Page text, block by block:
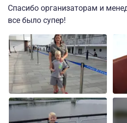
Спасибо организаторам и
все было супер!